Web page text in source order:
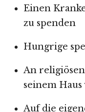
Einen
zu spenden
Hungrige
An
seinem
Auf die